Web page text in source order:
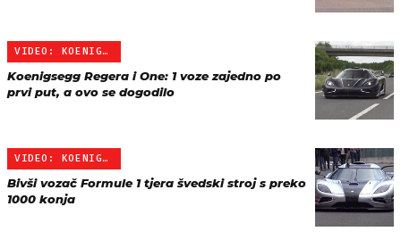
VIDEO: KOENIGSEGG DUO
Koenigsegg Regera i One: 1 voze zajedno po
prvi put, a ovo se dogodilo
VIDEO: KOENIGSEGG SPA-FR…
Bivši vozač Formule 1 tjera švedski stroj s preko
1000 konja